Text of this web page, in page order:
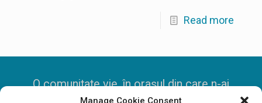
Manage Cookie Consent
Read more
O comunitate vie, în orașul din care n-ai